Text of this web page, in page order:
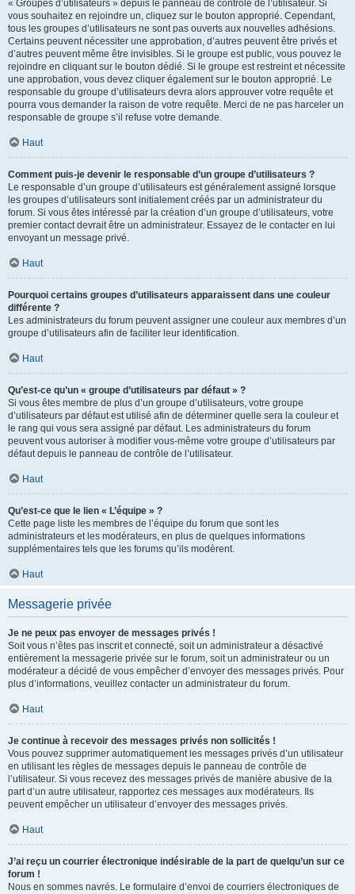
« Groupes d’utilisateurs » depuis le panneau de contrôle de l’utilisateur. Si
vous souhaitez en rejoindre un, cliquez sur le bouton approprié. Cependant,
tous les groupes d’utilisateurs ne sont pas ouverts aux nouvelles adhésions.
Certains peuvent nécessiter une approbation, d’autres peuvent être privés et
d’autres peuvent même être invisibles. Si le groupe est public, vous pouvez le
rejoindre en cliquant sur le bouton dédié. Si le groupe est restreint et nécessite
une approbation, vous devez cliquer également sur le bouton approprié. Le
responsable du groupe d’utilisateurs devra alors approuver votre requête et
pourra vous demander la raison de votre requête. Merci de ne pas harceler un
responsable de groupe s’il refuse votre demande.
Haut
Comment puis-je devenir le responsable d’un groupe d’utilisateurs ?
Le responsable d’un groupe d’utilisateurs est généralement assigné lorsque
les groupes d’utilisateurs sont initialement créés par un administrateur du
forum. Si vous êtes intéressé par la création d’un groupe d’utilisateurs, votre
premier contact devrait être un administrateur. Essayez de le contacter en lui
envoyant un message privé.
Haut
Pourquoi certains groupes d’utilisateurs apparaissent dans une couleur
différente ?
Les administrateurs du forum peuvent assigner une couleur aux membres d’un
groupe d’utilisateurs afin de faciliter leur identification.
Haut
Qu’est-ce qu’un « groupe d’utilisateurs par défaut » ?
Si vous êtes membre de plus d’un groupe d’utilisateurs, votre groupe
d’utilisateurs par défaut est utilisé afin de déterminer quelle sera la couleur et
le rang qui vous sera assigné par défaut. Les administrateurs du forum
peuvent vous autoriser à modifier vous-même votre groupe d’utilisateurs par
défaut depuis le panneau de contrôle de l’utilisateur.
Haut
Qu’est-ce que le lien « L’équipe » ?
Cette page liste les membres de l’équipe du forum que sont les
administrateurs et les modérateurs, en plus de quelques informations
supplémentaires tels que les forums qu’ils modèrent.
Haut
Messagerie privée
Je ne peux pas envoyer de messages privés !
Soit vous n’êtes pas inscrit et connecté, soit un administrateur a désactivé
entièrement la messagerie privée sur le forum, soit un administrateur ou un
modérateur a décidé de vous empêcher d’envoyer des messages privés. Pour
plus d’informations, veuillez contacter un administrateur du forum.
Haut
Je continue à recevoir des messages privés non sollicités !
Vous pouvez supprimer automatiquement les messages privés d’un utilisateur
en utilisant les règles de messages depuis le panneau de contrôle de
l’utilisateur. Si vous recevez des messages privés de manière abusive de la
part d’un autre utilisateur, rapportez ces messages aux modérateurs. Ils
peuvent empêcher un utilisateur d’envoyer des messages privés.
Haut
J’ai reçu un courrier électronique indésirable de la part de quelqu’un sur ce
forum !
Nous en sommes navrés. Le formulaire d’envoi de courriers électroniques de